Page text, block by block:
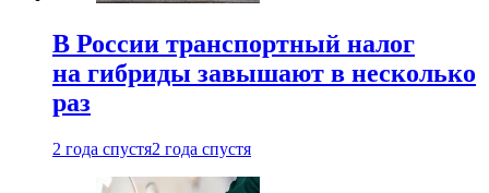
В России транспортный налог
на гибриды завышают в несколько
раз
2 года спустя2 года спустя